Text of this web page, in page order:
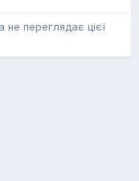
переглядає цієї